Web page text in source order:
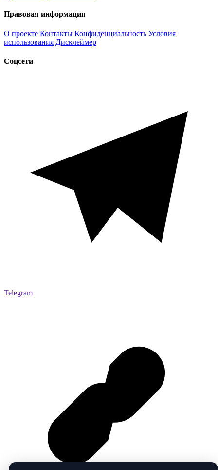
Правовая информация
О проекте Контакты Конфиденциальность Условия
использования Дисклеймер
Соцсети
Telegram